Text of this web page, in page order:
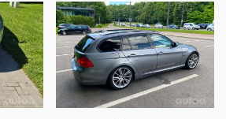
2026-05-10 20:26:57
2026-05-10 20:26:56